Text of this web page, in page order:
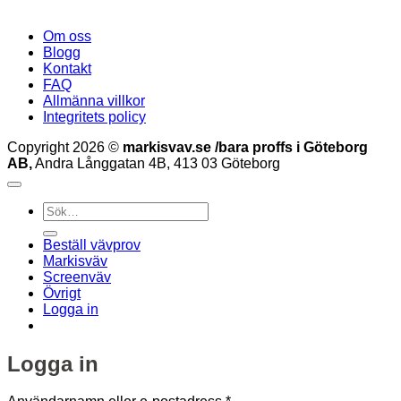
Om oss
Blogg
Kontakt
FAQ
Allmänna villkor
Integritets policy
Copyright 2026 © markisvav.se /bara proffs i Göteborg
AB,Andra Långgatan 4B, 413 03 Göteborg
Sök
efter:
Beställ vävprov
Markisväv
Screenväv
Övrigt
Logga in
Logga in